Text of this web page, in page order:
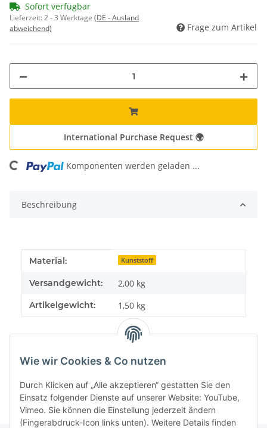
Wie wir Cookies & Co nutzen
Durch Klicken auf „Alle akzeptieren“ gestatten Sie den
Einsatz folgender Dienste auf unserer Website: YouTube,
Vimeo. Sie können die Einstellung jederzeit ändern
(Fingerabdruck-Icon links unten). Weitere Details finden
Sofort verfügbar
Lieferzeit:2 - 3 Werktage (DE - Ausland
abweichend)
Frage zum Artikel
International Purchase Request 🌍
Loading... Komponenten werden geladen ...
Beschreibung
Produkteigenschaft
Wert
Material: Kunststoff
Versandgewicht: 2,00 kg
Artikelgewicht: 1,50 kg